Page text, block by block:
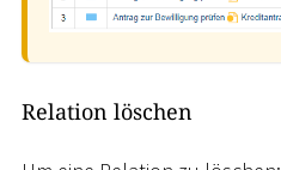
Relation löschen